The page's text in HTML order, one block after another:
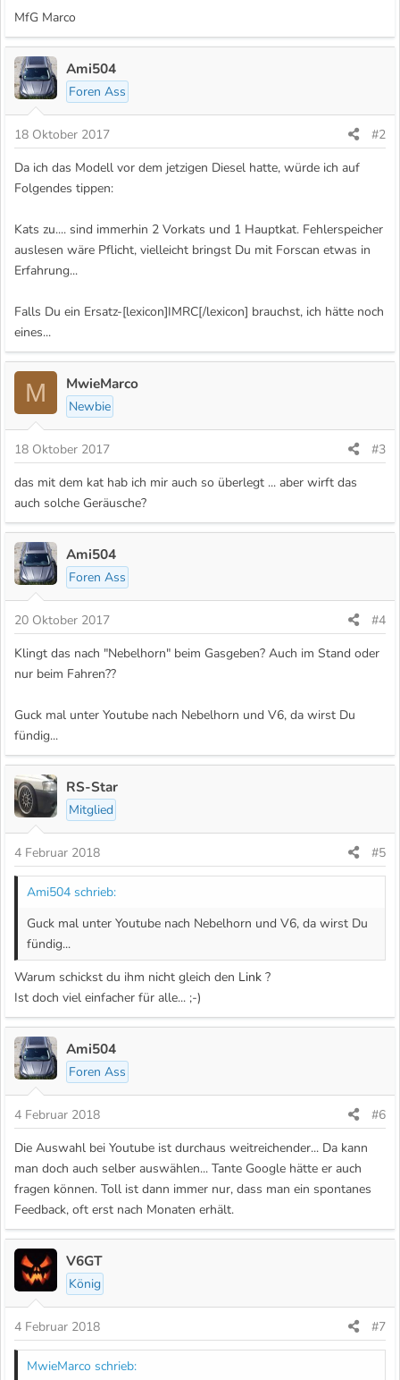
MfG Marco
Ami504
Foren Ass
18 Oktober 2017
#2
Da ich das Modell vor dem jetzigen Diesel hatte, würde ich auf
Folgendes tippen:
Kats zu.... sind immerhin 2 Vorkats und 1 Hauptkat. Fehlerspeicher
auslesen wäre Pflicht, vielleicht bringst Du mit Forscan etwas in
Erfahrung...
Falls Du ein Ersatz-[lexicon]IMRC[/lexicon] brauchst, ich hätte noch
eines...
M MwieMarco
Newbie
18 Oktober 2017
#3
das mit dem kat hab ich mir auch so überlegt ... aber wirft das
auch solche Geräusche?
Ami504
Foren Ass
20 Oktober 2017
#4
Klingt das nach "Nebelhorn" beim Gasgeben? Auch im Stand oder
nur beim Fahren??
Guck mal unter Youtube nach Nebelhorn und V6, da wirst Du
fündig...
RS-Star
Mitglied
4 Februar 2018 #5
Ami504 schrieb:
Guck mal unter Youtube nach Nebelhorn und V6, da wirst Du
fündig...
Warum schickst du ihm nicht gleich den Link ?
Ist doch viel einfacher für alle... ;-)
Ami504
Foren Ass
4 Februar 2018
#6
Die Auswahl bei Youtube ist durchaus weitreichender... Da kann
man doch auch selber auswählen... Tante Google hätte er auch
fragen können. Toll ist dann immer nur, dass man ein spontanes
Feedback, oft erst nach Monaten erhält.
V6GT
König
4 Februar 2018 #7
MwieMarco schrieb: